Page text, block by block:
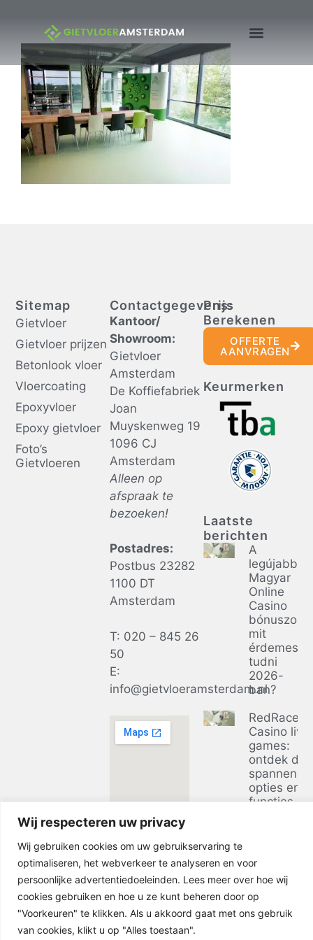
Wij respecteren uw privacy
Wij gebruiken cookies om uw gebruikservaring te
optimaliseren, het webverkeer te analyseren en voor
persoonlijke advertentiedoeleinden. Lees meer over hoe wij
cookies gebruiken en hoe u ze kunt beheren door op
"Voorkeuren" te klikken. Als u akkoord gaat met ons gebruik
van cookies, klikt u op "Alles toestaan".
Sitemap
Gietvloer
Gietvloer prijzen
Betonlook vloer
Vloercoating
Epoxyvloer
Epoxy gietvloer
Foto’s
Gietvloeren
Contactgegevens:
Kantoor/
Showroom:
Gietvloer
Amsterdam
De Koffiefabriek
Joan
Muyskenweg 19
1096 CJ
Amsterdam
Alleen op
afspraak te
bezoeken!
Postadres:
Postbus 23282
1100 DT
Amsterdam
T: 020 – 845 26
50
E:
info@gietvloeramsterdam.nl
Prijs
Berekenen
OFFERTE
AANVRAGEN
Keurmerken
Laatste
berichten
A
legújabb
Magyar
Online
Casino
bónuszok:
mit
érdemes
tudni
2026-
ban?
RedRacer
Casino live
games:
ontdek de
opties en
functies
casino
in 2026